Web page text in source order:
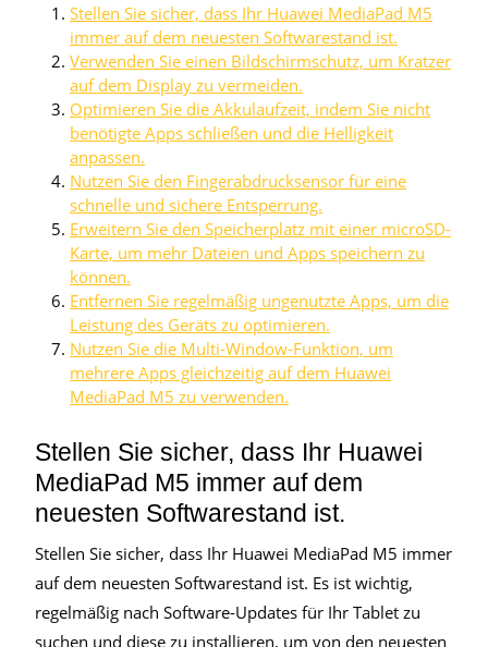
Stellen Sie sicher, dass Ihr Huawei MediaPad M5
immer auf dem neuesten Softwarestand ist.
Verwenden Sie einen Bildschirmschutz, um Kratzer
auf dem Display zu vermeiden.
Optimieren Sie die Akkulaufzeit, indem Sie nicht
benötigte Apps schließen und die Helligkeit
anpassen.
Nutzen Sie den Fingerabdrucksensor für eine
schnelle und sichere Entsperrung.
Erweitern Sie den Speicherplatz mit einer microSD-
Karte, um mehr Dateien und Apps speichern zu
können.
Entfernen Sie regelmäßig ungenutzte Apps, um die
Leistung des Geräts zu optimieren.
Nutzen Sie die Multi-Window-Funktion, um
mehrere Apps gleichzeitig auf dem Huawei
MediaPad M5 zu verwenden.
Stellen Sie sicher, dass Ihr Huawei
MediaPad M5 immer auf dem
neuesten Softwarestand ist.
Stellen Sie sicher, dass Ihr Huawei MediaPad M5 immer
auf dem neuesten Softwarestand ist. Es ist wichtig,
regelmäßig nach Software-Updates für Ihr Tablet zu
suchen und diese zu installieren, um von den neuesten